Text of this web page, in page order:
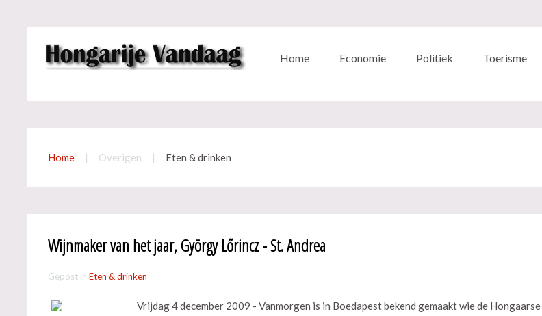
Home Economie Politiek Toerisme
Home Overigen Eten & drinken
Wijnmaker van het jaar, György Lőrincz - St. Andrea
Gepost in Eten & drinken
Vrijdag 4 december 2009 - Vanmorgen is in Boedapest bekend gemaakt wie de